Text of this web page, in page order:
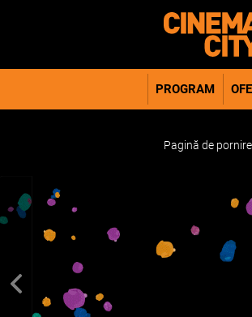
PROGRAM
Pagină de pornire